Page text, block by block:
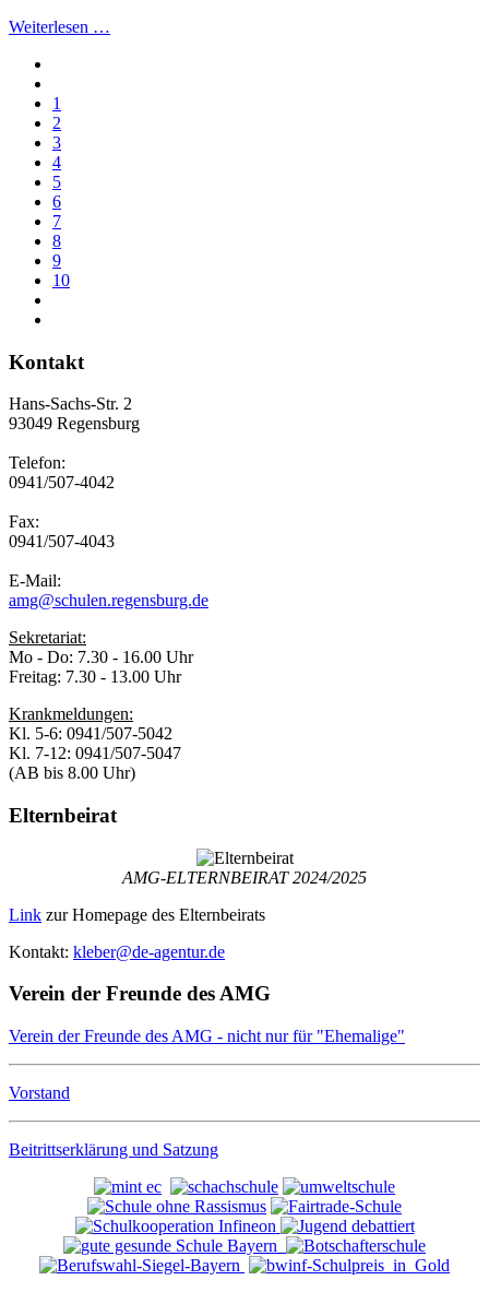
Weiterlesen …
1
2
3
4
5
6
7
8
9
10
Kontakt
Hans-Sachs-Str. 2
93049 Regensburg
Telefon:
0941/507-4042
Fax:
0941/507-4043
E-Mail:
amg@schulen.regensburg.de
Sekretariat:
Mo - Do: 7.30 - 16.00 Uhr
Freitag: 7.30 - 13.00 Uhr
Krankmeldungen:
Kl. 5-6: 0941/507-5042
Kl. 7-12: 0941/507-5047
(AB bis 8.00 Uhr)
Elternbeirat
AMG-ELTERNBEIRAT 2024/2025
Link zur Homepage des Elternbeirats
Kontakt: kleber@de-agentur.de
Verein der Freunde des AMG
Verein der Freunde des AMG - nicht nur für "Ehemalige"
Vorstand
Beitrittserklärung und Satzung